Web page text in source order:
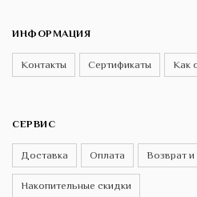
ИНФОРМАЦИЯ
Контакты Сертификаты Как
СЕРВИС
Доставка Оплата Возврат
Накопительные скидки